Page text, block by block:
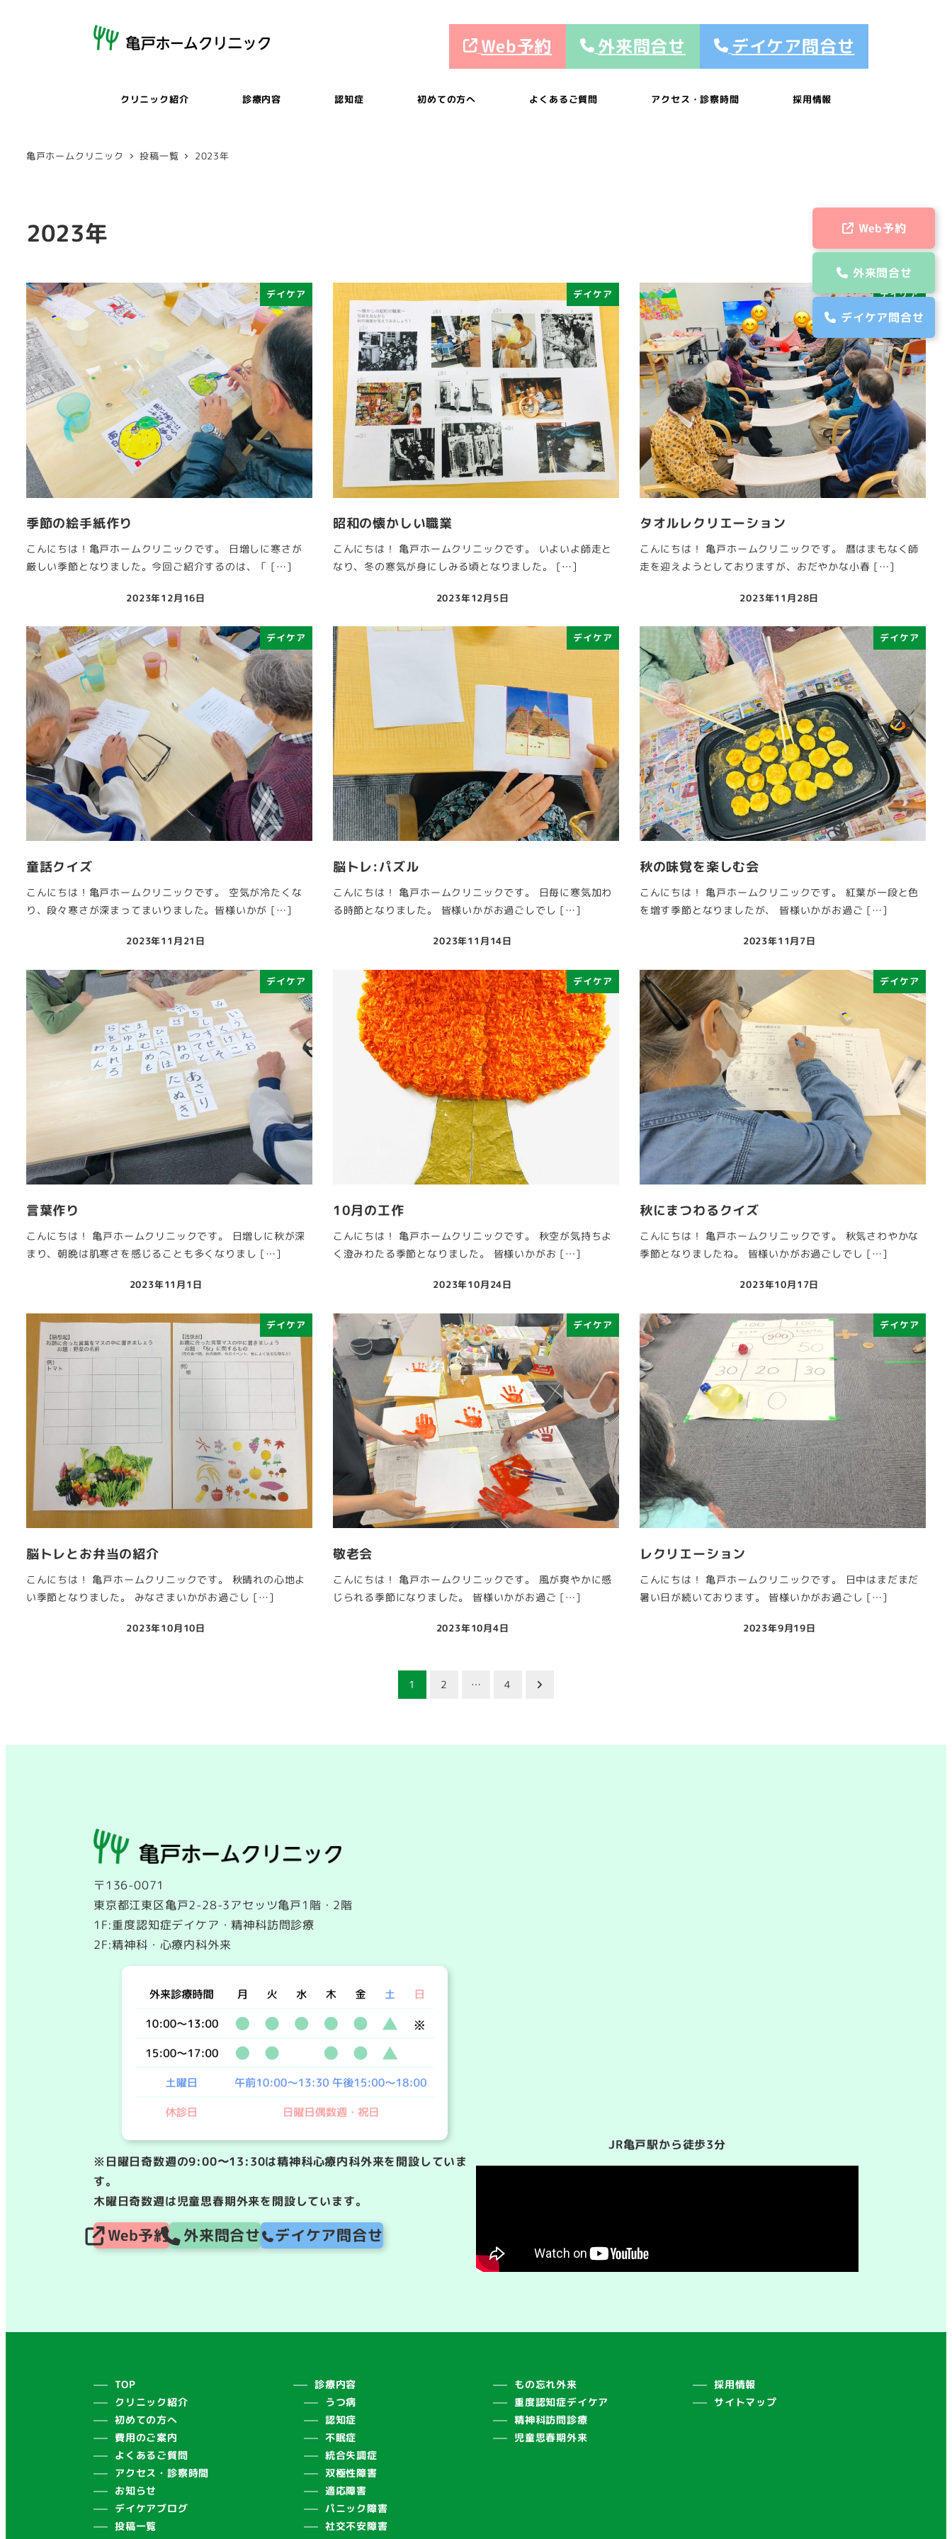
Web予約
外来問合せ
デイケア問合せ
Web予約 外来問合せ デイケア問合せ
クリニック紹介 診療内容 認知症 初めての方へ よくあるご質問 アクセス・診察時間 採用情報
亀戸ホームクリニック 投稿一覧 2023年
2023年
デイケア
季節の絵手紙作り
こんにちは！亀戸ホームクリニックです。 日増しに寒さが
厳しい季節となりました。今回ご紹介するのは、「 […]
投稿日
2023年12月16日
デイケア
昭和の懐かしい職業
こんにちは！ 亀戸ホームクリニックです。 いよいよ師走と
なり、冬の寒気が身にしみる頃となりました。 […]
投稿日
2023年12月5日
デイケア
タオルレクリエーション
こんにちは！ 亀戸ホームクリニックです。 暦はまもなく師
走を迎えようとしておりますが、おだやかな小春 […]
投稿日
2023年11月28日
デイケア
童話クイズ
こんにちは！亀戸ホームクリニックです。 空気が冷たくな
り、段々寒さが深まってまいりました。皆様いかが […]
投稿日
2023年11月21日
デイケア
脳トレ:パズル
こんにちは！ 亀戸ホームクリニックです。 日毎に寒気加わ
る時節となりました。 皆様いかがお過ごしでし […]
投稿日
2023年11月14日
デイケア
秋の味覚を楽しむ会
こんにちは！ 亀戸ホームクリニックです。 紅葉が一段と色
を増す季節となりましたが、 皆様いかがお過ご […]
投稿日
2023年11月7日
デイケア
言葉作り
こんにちは！ 亀戸ホームクリニックです。 日増しに秋が深
まり、朝晩は肌寒さを感じることも多くなりまし […]
投稿日
2023年11月1日
デイケア
10月の工作
こんにちは！ 亀戸ホームクリニックです。 秋空が気持ちよ
く澄みわたる季節となりました。 皆様いかがお […]
投稿日
2023年10月24日
デイケア
秋にまつわるクイズ
こんにちは！ 亀戸ホームクリニックです。 秋気さわやかな
季節となりましたね。 皆様いかがお過ごしでし […]
投稿日
2023年10月17日
デイケア
脳トレとお弁当の紹介
こんにちは！ 亀戸ホームクリニックです。 秋晴れの心地よ
い季節となりました。 みなさまいかがお過ごし […]
投稿日
2023年10月10日
デイケア
敬老会
こんにちは！ 亀戸ホームクリニックです。 風が爽やかに感
じられる季節になりました。 皆様いかがお過ご […]
投稿日
2023年10月4日
デイケア
レクリエーション
こんにちは！ 亀戸ホームクリニックです。 日中はまだまだ
暑い日が続いております。 皆様いかがお過ごし […]
投稿日
2023年9月19日
の
1 2 … 4
〒136-0071
東京都江東区亀戸2-28-3アセッツ亀戸1階・2階
1F:重度認知症デイケア・精神科訪問診療
2F:精神科・心療内科外来
※日曜日奇数週の9:00〜13:30は精神科心療内科外来を開設していま
す。
木曜日奇数週は児童思春期外来を開設しています。
Web予約 外来問合せ デイケア問合せ
JR亀戸駅から徒歩3分
TOP
クリニック紹介
初めての方へ
費用のご案内
よくあるご質問
アクセス・診察時間
お知らせ
デイケアブログ
投稿一覧
診療内容
うつ病
認知症
不眠症
統合失調症
双極性障害
適応障害
パニック障害
社交不安障害
もの忘れ外来
重度認知症デイケア
精神科訪問診療
児童思春期外来
採用情報
サイトマップ